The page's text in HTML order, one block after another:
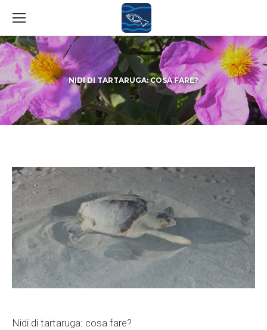
NIDI DI TARTARUGA: COSA FARE?
You are here:
Nidi di tartaruga: cosa fare?